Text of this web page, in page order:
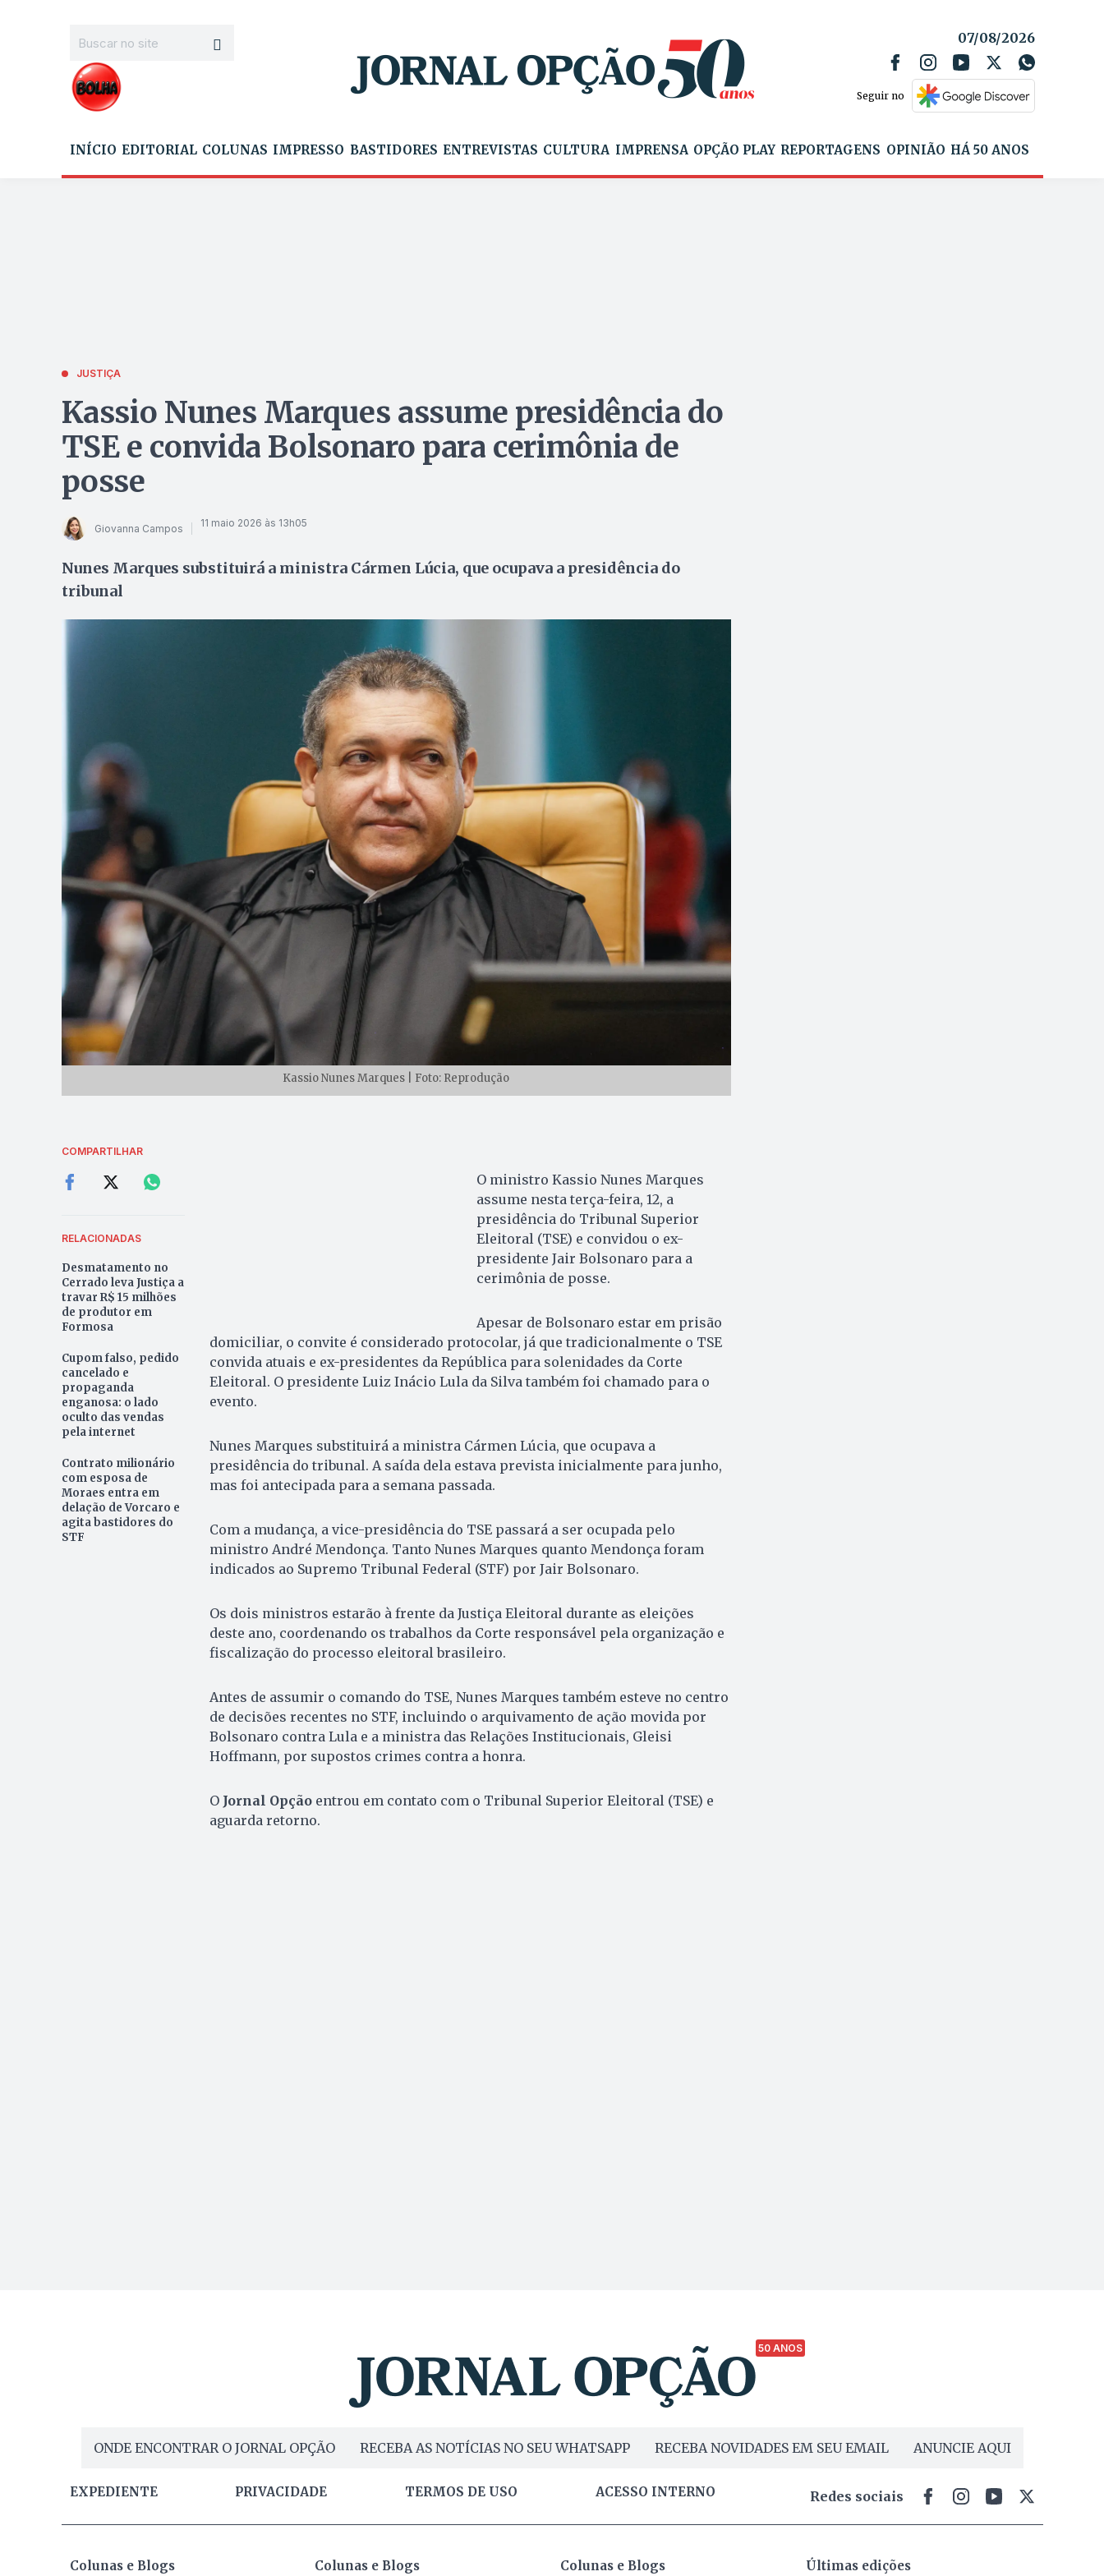
07/08/2026
Seguir no
INÍCIO EDITORIAL COLUNAS IMPRESSO BASTIDORES ENTREVISTAS CULTURA IMPRENSA OPÇÃO PLAY REPORTAGENS OPINIÃO HÁ 50 ANOS
JUSTIÇA
Kassio Nunes Marques assume presidência do
TSE e convida Bolsonaro para cerimônia de
posse
Giovanna Campos 11 maio 2026 às 13h05
Nunes Marques substituirá a ministra Cármen Lúcia, que ocupava a presidência do
tribunal
Kassio Nunes Marques | Foto: Reprodução
COMPARTILHAR
RELACIONADAS
Desmatamento no
Cerrado leva Justiça a
travar R$ 15 milhões
de produtor em
Formosa
Cupom falso, pedido
cancelado e
propaganda
enganosa: o lado
oculto das vendas
pela internet
Contrato milionário
com esposa de
Moraes entra em
delação de Vorcaro e
agita bastidores do
STF
O ministro Kassio Nunes Marques
assume nesta terça-feira, 12, a
presidência do Tribunal Superior
Eleitoral (TSE) e convidou o ex-
presidente Jair Bolsonaro para a
cerimônia de posse.
Apesar de Bolsonaro estar em prisão
domiciliar, o convite é considerado protocolar, já que tradicionalmente o TSE
convida atuais e ex-presidentes da República para solenidades da Corte
Eleitoral. O presidente Luiz Inácio Lula da Silva também foi chamado para o
evento.
Nunes Marques substituirá a ministra Cármen Lúcia, que ocupava a
presidência do tribunal. A saída dela estava prevista inicialmente para junho,
mas foi antecipada para a semana passada.
Com a mudança, a vice-presidência do TSE passará a ser ocupada pelo
ministro André Mendonça. Tanto Nunes Marques quanto Mendonça foram
indicados ao Supremo Tribunal Federal (STF) por Jair Bolsonaro.
Os dois ministros estarão à frente da Justiça Eleitoral durante as eleições
deste ano, coordenando os trabalhos da Corte responsável pela organização e
fiscalização do processo eleitoral brasileiro.
Antes de assumir o comando do TSE, Nunes Marques também esteve no centro
de decisões recentes no STF, incluindo o arquivamento de ação movida por
Bolsonaro contra Lula e a ministra das Relações Institucionais, Gleisi
Hoffmann, por supostos crimes contra a honra.
OJornal Opçãoentrou em contato com o Tribunal Superior Eleitoral (TSE) e
aguarda retorno.
50 ANOS
ONDE ENCONTRAR O JORNAL OPÇÃO RECEBA AS NOTÍCIAS NO SEU WHATSAPP RECEBA NOVIDADES EM SEU EMAIL ANUNCIE AQUI
EXPEDIENTE PRIVACIDADE TERMOS DE USO ACESSO INTERNO Redes sociais
Colunas e Blogs Colunas e Blogs Colunas e Blogs Últimas edições